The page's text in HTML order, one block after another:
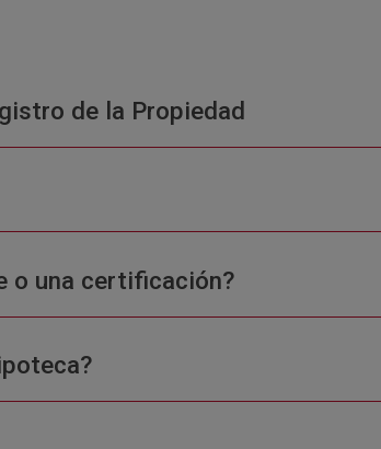
de la Propiedad
o una certificación?